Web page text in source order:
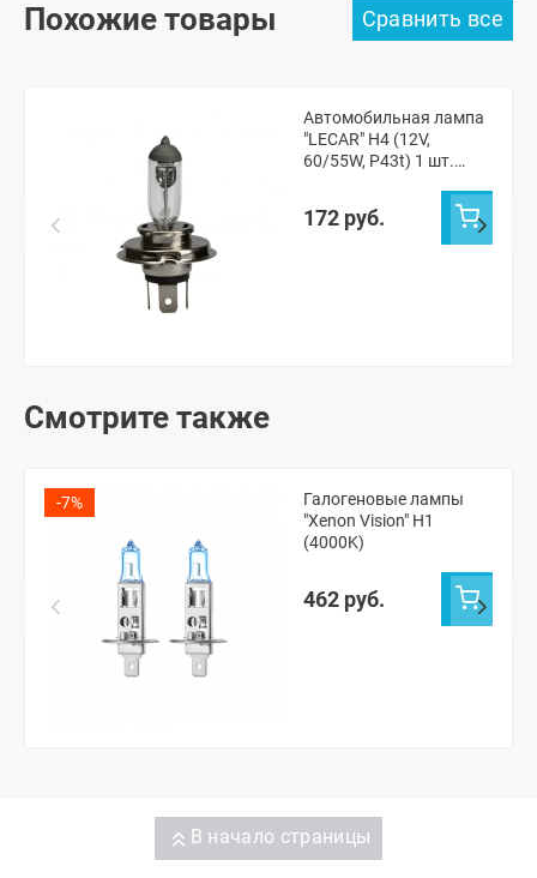
Похожие товары
Автомобильная лампа
"LECAR" H4 (12V,
60/55W, P43t) 1 шт.
172 руб.
Смотрите также
-7%
Галогеновые лампы
"Xenon Vision" H1
(4000K)
462 руб.
В начало страницы